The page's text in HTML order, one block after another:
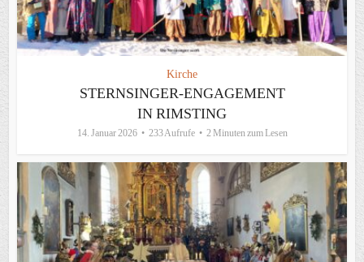
Kirche
STERNSINGER-ENGAGEMENT
IN RIMSTING
14. Januar 2026 233 Aufrufe 2 Minuten zum Lesen